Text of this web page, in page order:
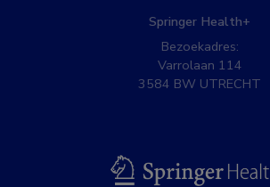
Springer Health+
Bezoekadres:
Varrolaan 114
3584 BW UTRECHT